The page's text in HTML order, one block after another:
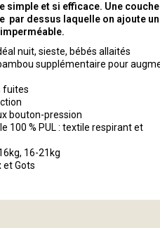
simple et si efficace. Une couche
par dessus laquelle on ajoute
nuit, sieste, bébés allaités
supplémentaire pour
fuites
bouton-pression
100 % PUL : textile respirant et
16-21kg
et Gots